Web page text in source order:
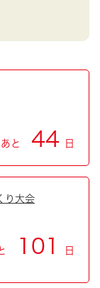
あと 44 日
り大会
101 日